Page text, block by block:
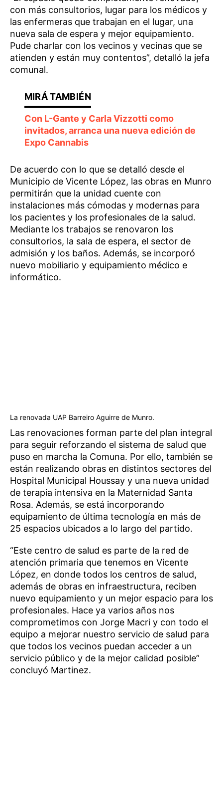
con más consultorios, lugar para los médicos y
las enfermeras que trabajan en el lugar, una
nueva sala de espera y mejor equipamiento.
Pude charlar con los vecinos y vecinas que se
atienden y están muy contentos”, detalló la jefa
comunal.
Con L-Gante y Carla Vizzotti como
invitados, arranca una nueva edición de
Expo Cannabis
De acuerdo con lo que se detalló desde el
Municipio de Vicente López, las obras en Munro
permitirán que la unidad cuente con
instalaciones más cómodas y modernas para
los pacientes y los profesionales de la salud.
Mediante los trabajos se renovaron los
consultorios, la sala de espera, el sector de
admisión y los baños. Además, se incorporó
nuevo mobiliario y equipamiento médico e
informático.
La renovada UAP Barreiro Aguirre de Munro.
Las renovaciones forman parte del plan integral
para seguir reforzando el sistema de salud que
puso en marcha la Comuna. Por ello, también se
están realizando obras en distintos sectores del
Hospital Municipal Houssay y una nueva unidad
de terapia intensiva en la Maternidad Santa
Rosa. Además, se está incorporando
equipamiento de última tecnología en más de
25 espacios ubicados a lo largo del partido.
“Este centro de salud es parte de la red de
atención primaria que tenemos en Vicente
López, en donde todos los centros de salud,
además de obras en infraestructura, reciben
nuevo equipamiento y un mejor espacio para los
profesionales. Hace ya varios años nos
comprometimos con Jorge Macri y con todo el
equipo a mejorar nuestro servicio de salud para
que todos los vecinos puedan acceder a un
servicio público y de la mejor calidad posible”
concluyó Martinez.